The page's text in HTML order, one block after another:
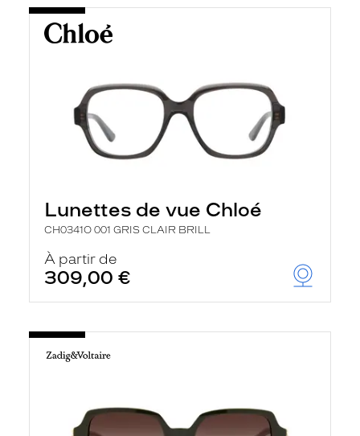
Lunettes de vue Chloé
CH0341O 001 GRIS CLAIR BRILL
À partir de
309,00 €